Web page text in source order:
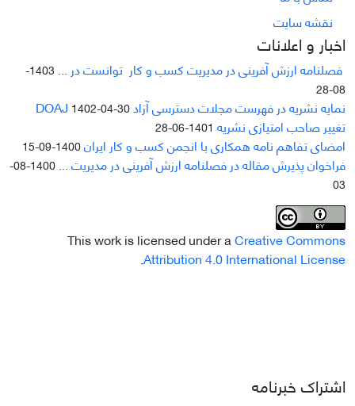
نقشه سایت
اخبار و اعلانات
فصلنامه ارزش آفرینی در مدیریت کسب و کار توانست در ...
1403-
08-28
نمایه نشریه در فهرست مجلات دسترسی آزاد DOAJ1402-04-30
تغییر صاحب امتیازی نشریه 1401-06-28
امضای تفاهم نامه همکاری با انجمن کسب و کار ایران1400-09-15
فراخوان پذیرش مقاله در فصلنامه ارزش آفرینی در مدیریت ...
1400-08-
03
This work is licensed under aCreative Commons
Attribution 4.0 International License
.
اشتراک خبرنامه